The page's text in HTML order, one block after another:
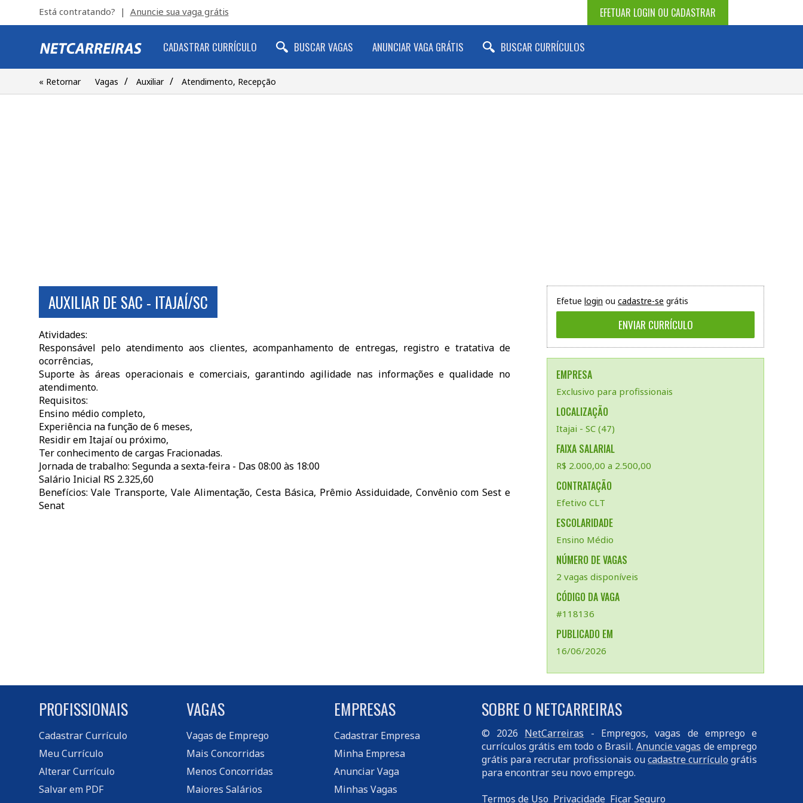
EFETUAR LOGIN OU CADASTRAR
Está contratando? | Anuncie sua vaga grátis
CADASTRAR CURRÍCULO BUSCAR VAGAS ANUNCIAR VAGA GRÁTIS BUSCAR CURRÍCULOS
« Retornar Vagas / Auxiliar / Atendimento, Recepção
Efetue login ou cadastre-se grátis
EMPRESA
Exclusivo para profissionais
LOCALIZAÇÃO
Itajai - SC (47)
FAIXA SALARIAL
R$ 2.000,00 a 2.500,00
CONTRATAÇÃO
Efetivo CLT
ESCOLARIDADE
Ensino Médio
NÚMERO DE VAGAS
2 vagas disponíveis
CÓDIGO DA VAGA
#118136
PUBLICADO EM
16/06/2026
AUXILIAR DE SAC - ITAJAÍ/SC
Atividades:
Responsável pelo atendimento aos clientes, acompanhamento de entregas, registro e tratativa de
ocorrências,
Suporte às áreas operacionais e comerciais, garantindo agilidade nas informações e qualidade no
atendimento.
Requisitos:
Ensino médio completo,
Experiência na função de 6 meses,
Residir em Itajaí ou próximo,
Ter conhecimento de cargas Fracionadas.
Jornada de trabalho: Segunda a sexta-feira - Das 08:00 às 18:00
Salário Inicial RS 2.325,60
Benefícios: Vale Transporte, Vale Alimentação, Cesta Básica, Prêmio Assiduidade, Convênio com Sest e
Senat
PROFISSIONAIS
Cadastrar Currículo
Meu Currículo
Alterar Currículo
Salvar em PDF
VAGAS
Vagas de Emprego
Mais Concorridas
Menos Concorridas
Maiores Salários
EMPRESAS
Cadastrar Empresa
Minha Empresa
Anunciar Vaga
Minhas Vagas
SOBRE O NETCARREIRAS
© 2026 NetCarreiras - Empregos, vagas de emprego e
currículos grátis em todo o Brasil. Anuncie vagas de emprego
grátis para recrutar profissionais oucadastre currículo grátis
para encontrar seu novo emprego.
Termos de Uso Privacidade Ficar Seguro